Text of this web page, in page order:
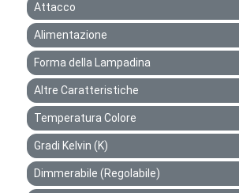
Attacco
Alimentazione
Forma della Lampadina
Altre Caratteristiche
Temperatura Colore
Gradi Kelvin (K)
Dimmerabile (Regolabile)